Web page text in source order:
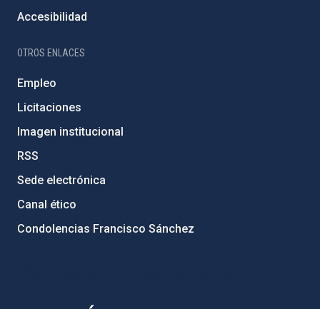
Accesibilidad
OTROS ENLACES
Empleo
Licitaciones
Imagen institucional
RSS
Sede electrónica
Canal ético
Condolencias Francisco Sánchez